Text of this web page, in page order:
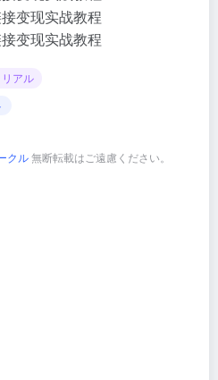
アル
クル無断転載はご遠慮ください。